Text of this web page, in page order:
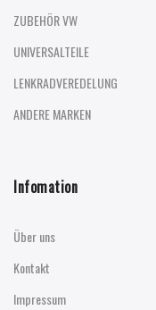
ZUBEHÖR VW
UNIVERSALTEILE
LENKRADVEREDELUNG
ANDERE MARKEN
Infomation
Über uns
Kontakt
Impressum